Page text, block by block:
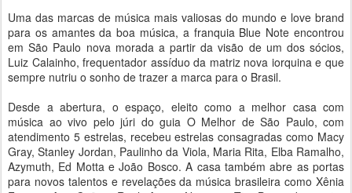
Uma das marcas de música mais valiosas do mundo e love brand
para os amantes da boa música, a franquia Blue Note encontrou
em São Paulo nova morada a partir da visão de um dos sócios,
Luiz Calainho, frequentador assíduo da matriz nova iorquina e que
sempre nutriu o sonho de trazer a marca para o Brasil.
Desde a abertura, o espaço, eleito como a melhor casa com
música ao vivo pelo júri do guia O Melhor de São Paulo, com
atendimento 5 estrelas, recebeu estrelas consagradas como Macy
Gray, Stanley Jordan, Paulinho da Viola, Maria Rita, Elba Ramalho,
Azymuth, Ed Motta e João Bosco. A casa também abre as portas
para novos talentos e revelações da música brasileira como Xênia